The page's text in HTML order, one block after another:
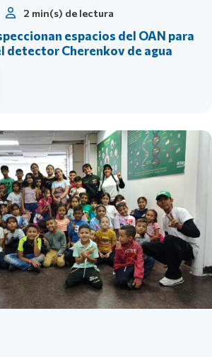
2 min(s) de lectura
espacios del OAN para
detector Cherenkov de agua